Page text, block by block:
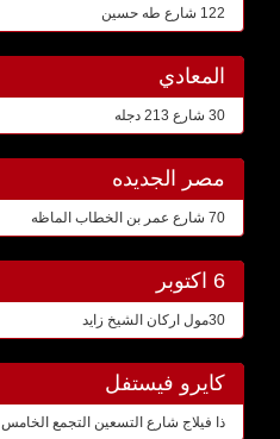
122 شارع طه حسين
المعادي
30 شارع 213 دجله
مصر الجديده
70 شارع عمر بن الخطاب الماظه
6 اكتوبر
30مول اركان الشيخ زايد
كايرو فيستفل
ذا فيلاج شارع التسعين التجمع الخامس